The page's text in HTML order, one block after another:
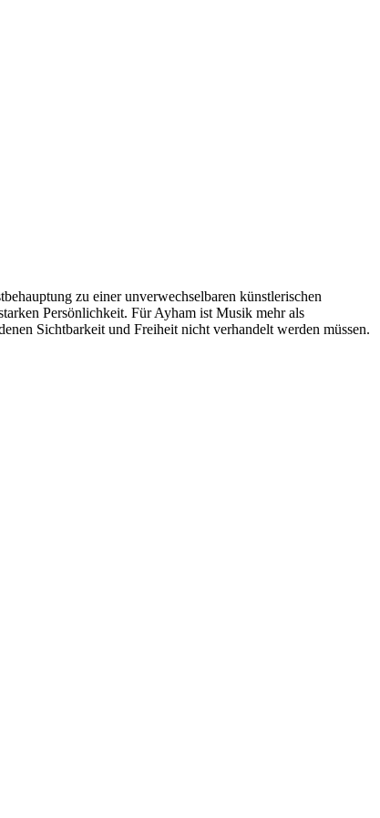
zu einer unverwechselbaren künstlerischen
Persönlichkeit. Für Ayham ist Musik mehr als
Sichtbarkeit und Freiheit nicht verhandelt werden müssen.